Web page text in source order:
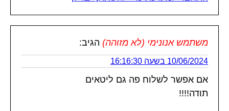
משתמש אנונימי (לא מזוהה) הגיב:
10/06/2024 בשעה 16:16:30
אם אפשר לשלוח פה גם ליטאים
תודה!!!!